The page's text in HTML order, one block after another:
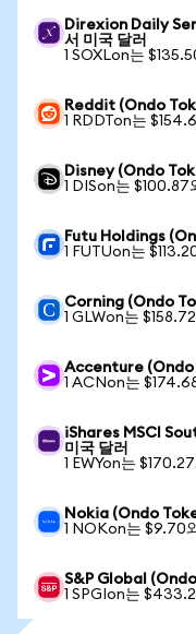
Direxion Daily
서 미국 달러
1 SOXLon는
Reddit (Ondo
1 RDDTon는
Disney (Ondo
1 DISon는 $100.87
Futu Holdings
1 FUTUon는
Corning (Ondo
1 GLWon는
Accenture (Ondo
1 ACNon는
iShares MSCI
미국 달러
1 EWYon는
Nokia (Ondo
1 NOKon는 $9.70
S&P Global
1 SPGIon는